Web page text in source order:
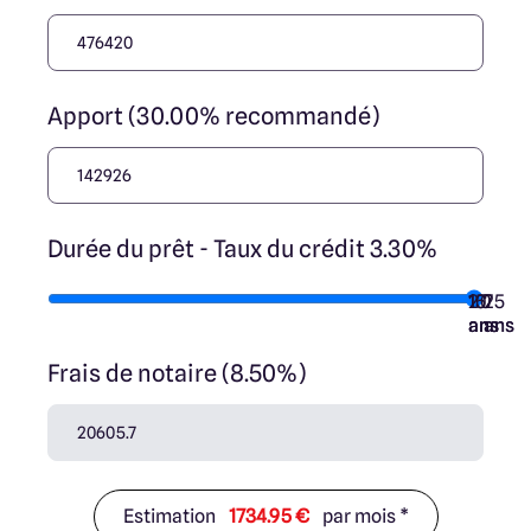
Apport (30.00% recommandé)
Durée du prêt - Taux du crédit 3.30%
7
ans
10
ans
15
ans
20
ans
25
ans
Frais de notaire (8.50%)
Estimation 1734.95 € par mois *